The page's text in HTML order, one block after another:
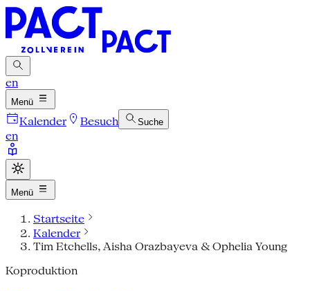
en
Menü
Kalender Besuch Suche
en
Menü
Startseite
Kalender
Tim Etchells, Aisha Orazbayeva & Ophelia Young
Koproduktion